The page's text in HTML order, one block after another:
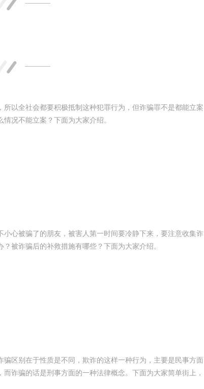
以全社会都要积极抵制这种犯罪行为，但诈骗罪不是都能立案
况不能立案？下面为大家介绍。
心被骗了的朋友，被害人第一时间要冷静下来，要注意收集诈
被诈骗后的补救措施有哪些？下面为大家介绍。
区别在于性质是不同，欺诈的这样一种行为，主要是民事方面
诈骗的话是刑事方面的一种法律概念。下面为大家简单街上，